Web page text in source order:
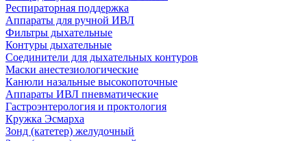
Респираторная поддержка
Аппараты для ручной ИВЛ
Фильтры дыхательные
Контуры дыхательные
Соединители для дыхательных контуров
Маски анестезиологические
Канюли назальные высокопоточные
Аппараты ИВЛ пневматические
Гастроэнтерология и проктология
Кружка Эсмарха
Зонд (катетер) желудочный